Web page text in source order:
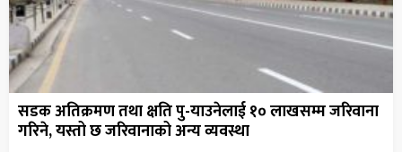
सडक अतिक्रमण तथा क्षति पु-याउनेलाई १० लाखसम्म जरिवाना
गरिने, यस्तो छ जरिवानाको अन्य व्यवस्था